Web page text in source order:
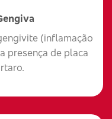
(inflamação
presença de placa